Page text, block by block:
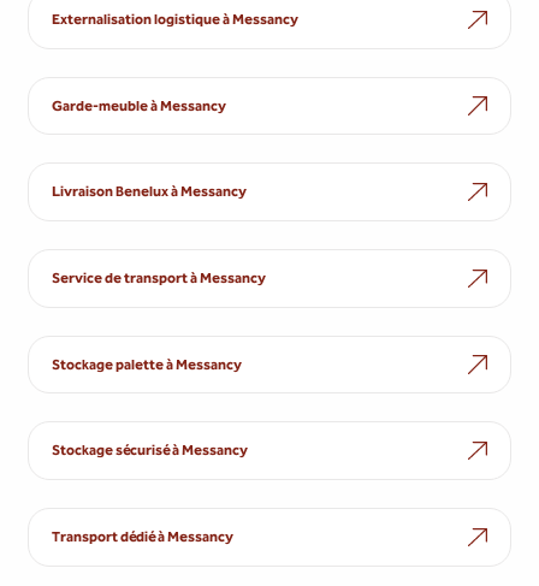
Externalisation logistique à Messancy
Garde-meuble à Messancy
Livraison Benelux à Messancy
Service de transport à Messancy
Stockage palette à Messancy
Stockage sécurisé à Messancy
Transport dédié à Messancy